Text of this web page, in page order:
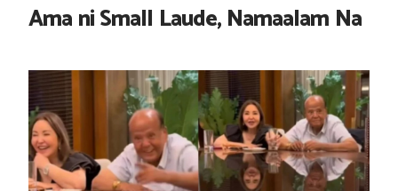
Ama ni Small Laude, Namaalam Na